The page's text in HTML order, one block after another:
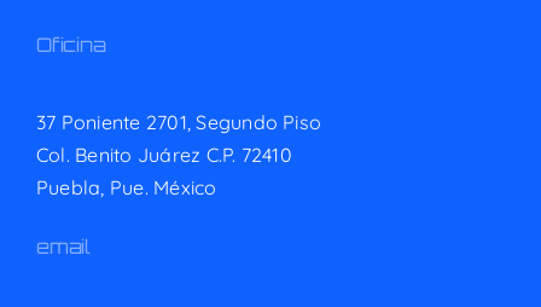
Oficina
37 Poniente 2701, Segundo Piso
Col. Benito Juárez C.P. 72410
Puebla, Pue. México
email